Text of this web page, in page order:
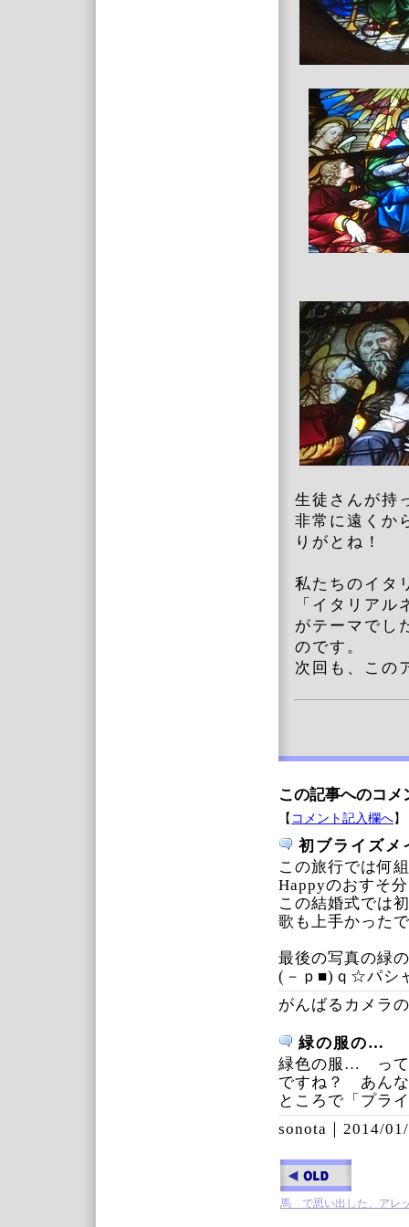
生徒さんが持
非常に遠くか
りがとね！
私たちのイ
「イタリア
がテーマでし
のです。
次回も、この
この記事へのコメ
【 コメント記入欄へ】
初ブライズメ
この旅行では何
Happyのおすそ
この結婚式では
歌も上手かった
最後の写真の緑
(－ｐ■)ｑ☆パシ
がんばるカメラ
緑の服の…
緑色の服… って
ですね？ あん
ところで「プラ
sonota｜ 2014/
馬 で思い出した、アレ